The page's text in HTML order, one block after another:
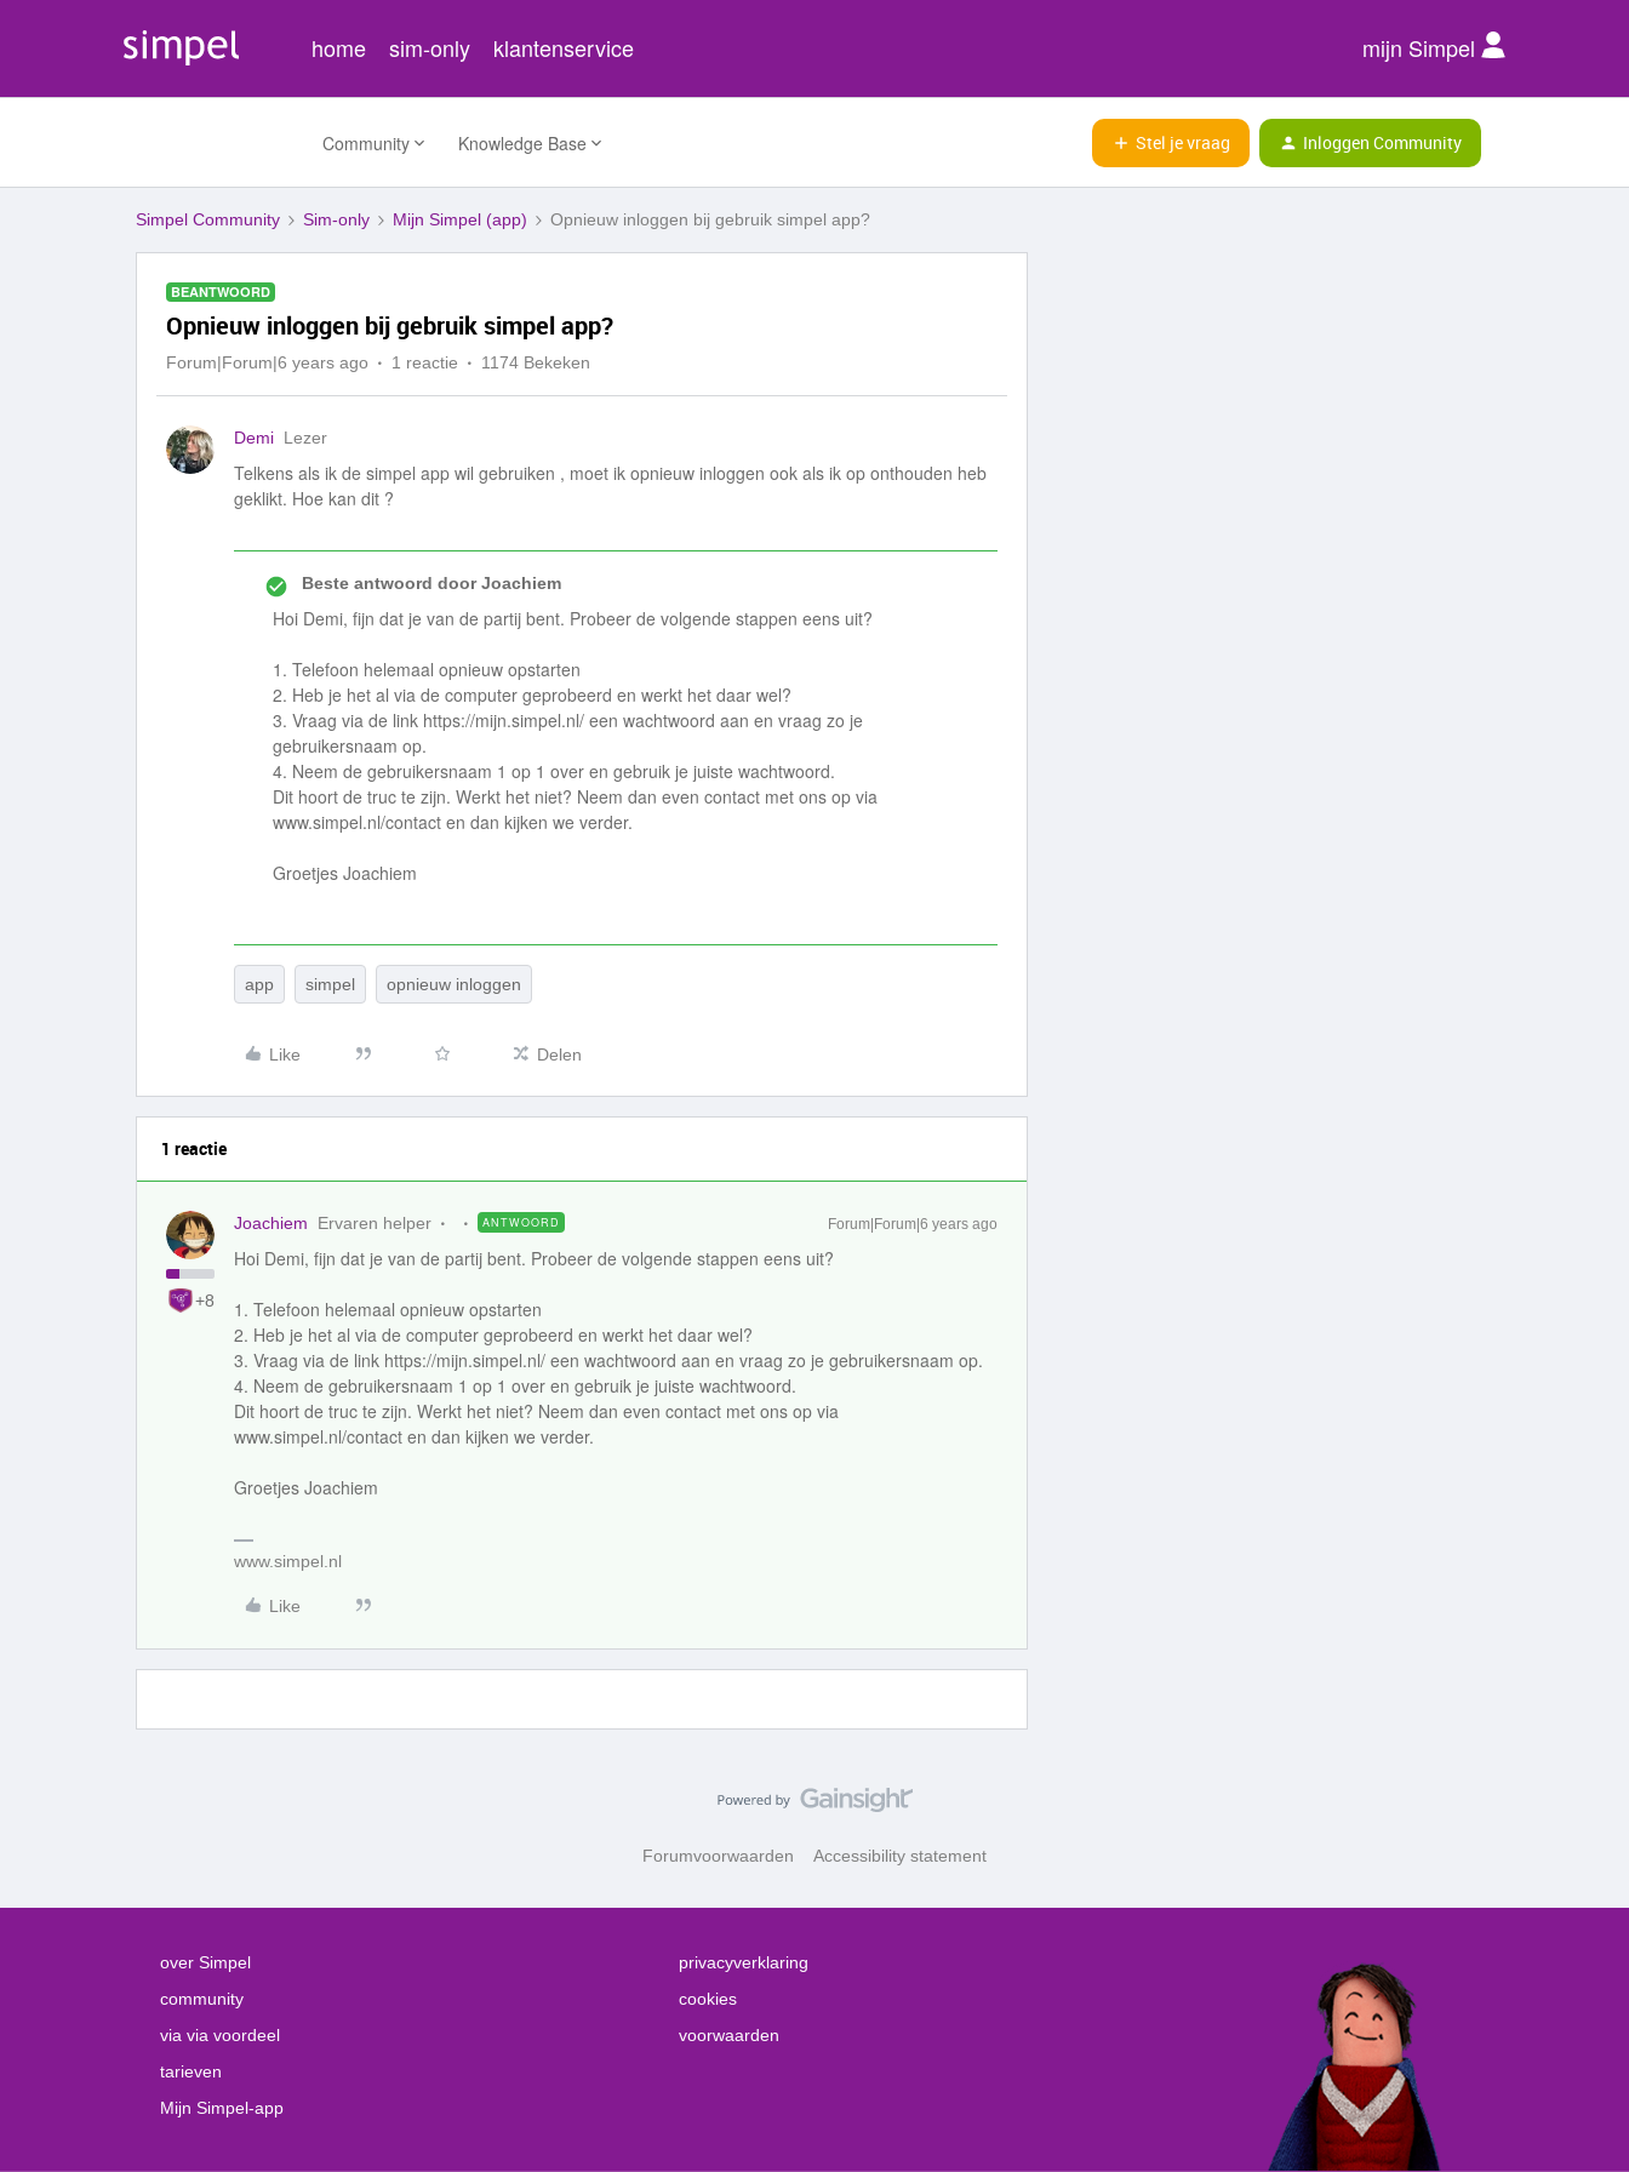
home sim-only klantenservice mijn Simpel
Community Knowledge Base Stel je vraag Inloggen Community
Simpel Community Sim-only Mijn Simpel (app) Opnieuw inloggen bij gebruik simpel app?
BEANTWOORD
Opnieuw inloggen bij gebruik simpel app?
Forum|Forum|6 years ago 1 reactie 1174 Bekeken
Demi Lezer
Telkens als ik de simpel app wil gebruiken , moet ik opnieuw inloggen ook als ik op onthouden heb
geklikt. Hoe kan dit ?
Beste antwoord doorJoachiem
Hoi Demi, fijn dat je van de partij bent. Probeer de volgende stappen eens uit?
1. Telefoon helemaal opnieuw opstarten
2. Heb je het al via de computer geprobeerd en werkt het daar wel?
3. Vraag via de link https://mijn.simpel.nl/ een wachtwoord aan en vraag zo je
gebruikersnaam op.
4. Neem de gebruikersnaam 1 op 1 over en gebruik je juiste wachtwoord.
Dit hoort de truc te zijn. Werkt het niet? Neem dan even contact met ons op via
www.simpel.nl/contact en dan kijken we verder.
Groetjes Joachiem
app simpel opnieuw inloggen
Like Delen
1 reactie
+8
Joachiem Ervaren helper ANTWOORD Forum|Forum|6 years ago
Hoi Demi, fijn dat je van de partij bent. Probeer de volgende stappen eens uit?
1. Telefoon helemaal opnieuw opstarten
2. Heb je het al via de computer geprobeerd en werkt het daar wel?
3. Vraag via de link https://mijn.simpel.nl/ een wachtwoord aan en vraag zo je gebruikersnaam op.
4. Neem de gebruikersnaam 1 op 1 over en gebruik je juiste wachtwoord.
Dit hoort de truc te zijn. Werkt het niet? Neem dan even contact met ons op via
www.simpel.nl/contact en dan kijken we verder.
Groetjes Joachiem
www.simpel.nl
Like
Forumvoorwaarden Accessibility statement
over Simpel
community
via via voordeel
tarieven
Mijn Simpel-app
privacyverklaring
cookies
voorwaarden